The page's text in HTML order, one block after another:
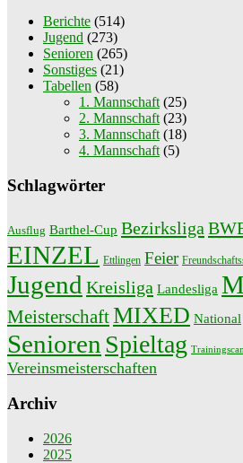
Berichte (514)
Jugend (273)
Senioren (265)
Sonstiges (21)
Tabellen (58)
1. Mannschaft (25)
2. Mannschaft (23)
3. Mannschaft (18)
4. Mannschaft (5)
Schlagwörter
Ausflug Barthel-Cup Bezirksliga
EINZEL Ettlingen Feier
Jugend Kreisliga Landesliga
MeisterschaftMIXED National
Senioren Spieltag
Vereinsmeisterschaften
Archiv
2026
2025